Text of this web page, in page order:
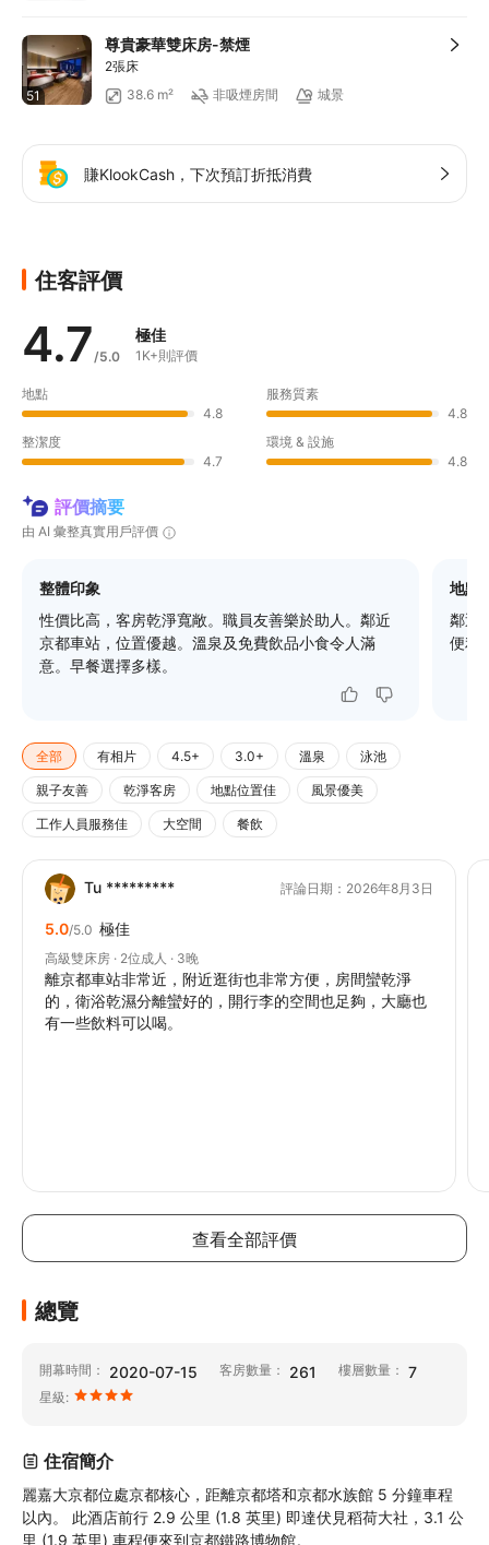
51
尊貴豪華雙床房-禁煙
2張床
38.6 m²
非吸煙房間 城景
賺KlookCash，下次預訂折抵消費
住客評價
4.7/5.0
極佳
1K+則評價
地點
4.8
服務質素
4.8
整潔度
4.7
環境 & 設施
4.8
評價摘要
由 AI 彙整真實用戶評價
整體印象
性價比高，客房乾淨寬敞。職員友善樂於助人。鄰近
京都車站，位置優越。溫泉及免費飲品小食令人滿
意。早餐選擇多樣。
地點
鄰近
便利
全部 有相片 4.5+ 3.0+ 溫泉 泳池
親子友善 乾淨客房 地點位置佳 風景優美
工作人員服務佳 大空間 餐飲
Tu ********* 評論日期：2026年8月3日
5.0/5.0 極佳
高級雙床房 · 2位成人 · 3晚
離京都車站非常近，附近逛街也非常方便，房間蠻乾淨
的，衛浴乾濕分離蠻好的，開行李的空間也足夠，大廳也
有一些飲料可以喝。
查看全部評價
總覽
開幕時間： 2020-07-15 客房數量： 261 樓層數量： 7
星級:
住宿簡介
麗嘉大京都位處京都核心，距離京都塔和京都水族館 5 分鐘車程
以內。 此酒店前行 2.9 公里 (1.8 英里) 即達伏見稻荷大社，3.1 公
里 (1.9 英里) 車程便來到京都鐵路博物館。